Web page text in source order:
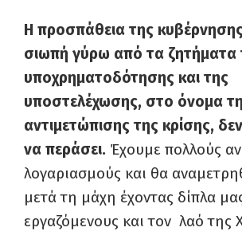
Η προσπάθεια της
σιωπή γύρω από τα ζητήματα
υποχρηματοδότησης και της
υποστελέχωσης, στο όνομα
αντιμετώπισης της κρίσης,
να περάσει. Έχουμε πολλούς
λογαριασμούς και θα
μετά τη μάχη έχοντας δίπλα
εργαζόμενους και τον λαό της